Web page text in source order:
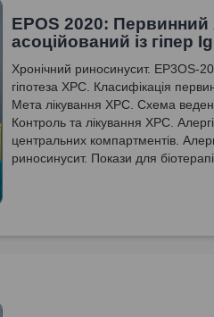
EPOS 2020:
асоційований із гіпер
Хронічний риносинусит. EP3OS-
гіпотеза ХРС. Класифікація
Мета лікування ХРС. Схема
Контроль та лікування ХРС.
центральних компартментів.
риносинусит. Покази для